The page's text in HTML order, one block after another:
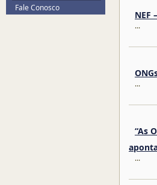
Fale Conosco
NEF
...
...
“As
...